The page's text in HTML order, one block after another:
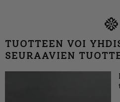
TUOTTEEN VOI
SEURAAVIEN